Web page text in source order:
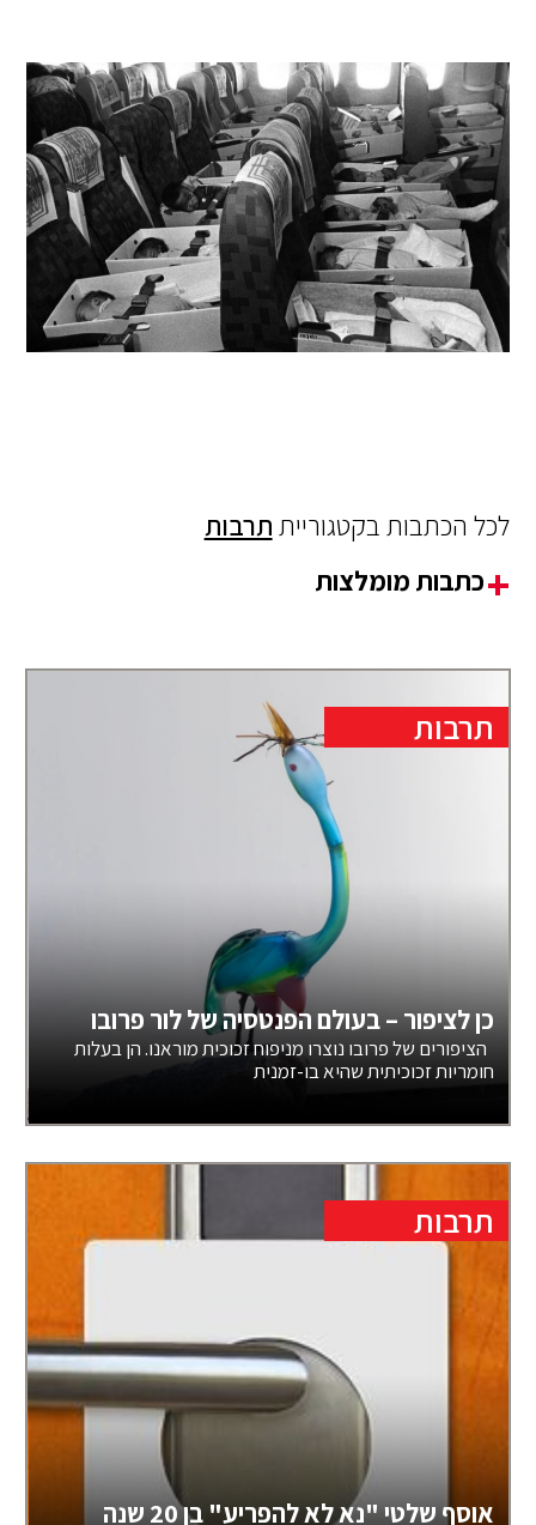
לכל הכתבות בקטגוריית תרבות
כתבות מומלצות
תרבות
כן לציפור – בעולם הפנטסיה של לור פרובו
הציפורים של פרובו נוצרו מניפוח זכוכית מוראנו. הן בעלות
חומריות זכוכיתית שהיא בו-זמנית
תרבות
אוסף שלטי "נא לא להפריע" בן 20 שנה